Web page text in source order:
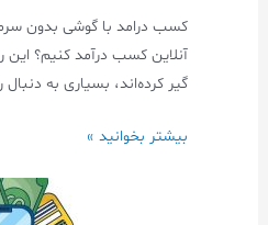
کسب درامد با گوشی بدون
آنلاین کسب درآمد کنیم؟ این
گیر کرده‌اند، بسیاری به
بیشتر بخوانید »